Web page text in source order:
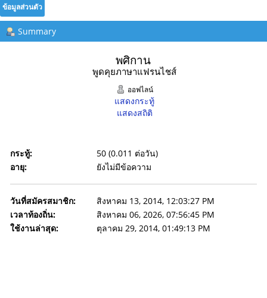
ข้อมูลส่วนตัว
Summary
พศิกาน
พูดคุยภาษาแฟรนไชส์
ออฟไลน์
แสดงกระทู้
แสดงสถิติ
กระทู้:
50 (0.011 ต่อวัน)
อายุ:
ยังไม่มีข้อความ
วันที่สมัครสมาชิก:
สิงหาคม 13, 2014, 12:03:27 PM
เวลาท้องถิ่น:
สิงหาคม 06, 2026, 07:56:45 PM
ใช้งานล่าสุด:
ตุลาคม 29, 2014, 01:49:13 PM